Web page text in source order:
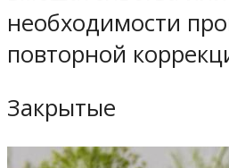
необходимости
повторной
Закрытые